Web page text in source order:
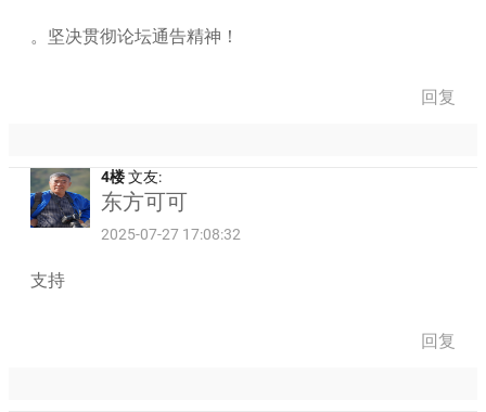
。坚决贯彻论坛通告精神！
回复
4楼文友:
东方可可
2025-07-27 17:08:32
支持
回复